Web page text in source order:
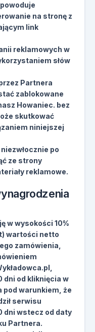
na stronę z
link
reklamowych w
słów
Partnera
zablokowane
Howaniec. bez
skutkować
niniejszej
po
ze strony
reklamowe.
w wysokości 10%
wartości netto
zamówienia,
dni od kliknięcia w
warunkiem, że
serwisu
dni wstecz od daty
Partnera.